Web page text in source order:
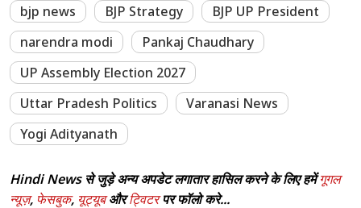
bjp news
BJP Strategy
BJP UP President
narendra modi
Pankaj Chaudhary
UP Assembly Election 2027
Uttar Pradesh Politics
Varanasi News
Yogi Adityanath
Hindi News से जुड़े अन्य अपडेट लगातार हासिल करने के लिए हमेंगूगल
न्यूज़, फेसबुक, यूट्यूबऔरट्विटरपर फॉलो करे...